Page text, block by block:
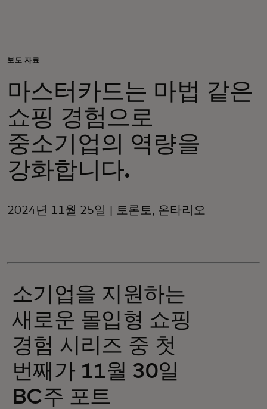
비즈니스 고객
모두를 위한 가치
이노베이터
뉴스 & 인사이트
보도 자료
마스터카드는 마법 같은
쇼핑 경험으로
중소기업의 역량을
강화합니다.
2024년 11월 25일 | 토론토, 온타리오
소기업을 지원하는
새로운 몰입형 쇼핑
경험 시리즈 중 첫
번째가 11월 30일
BC주 포트